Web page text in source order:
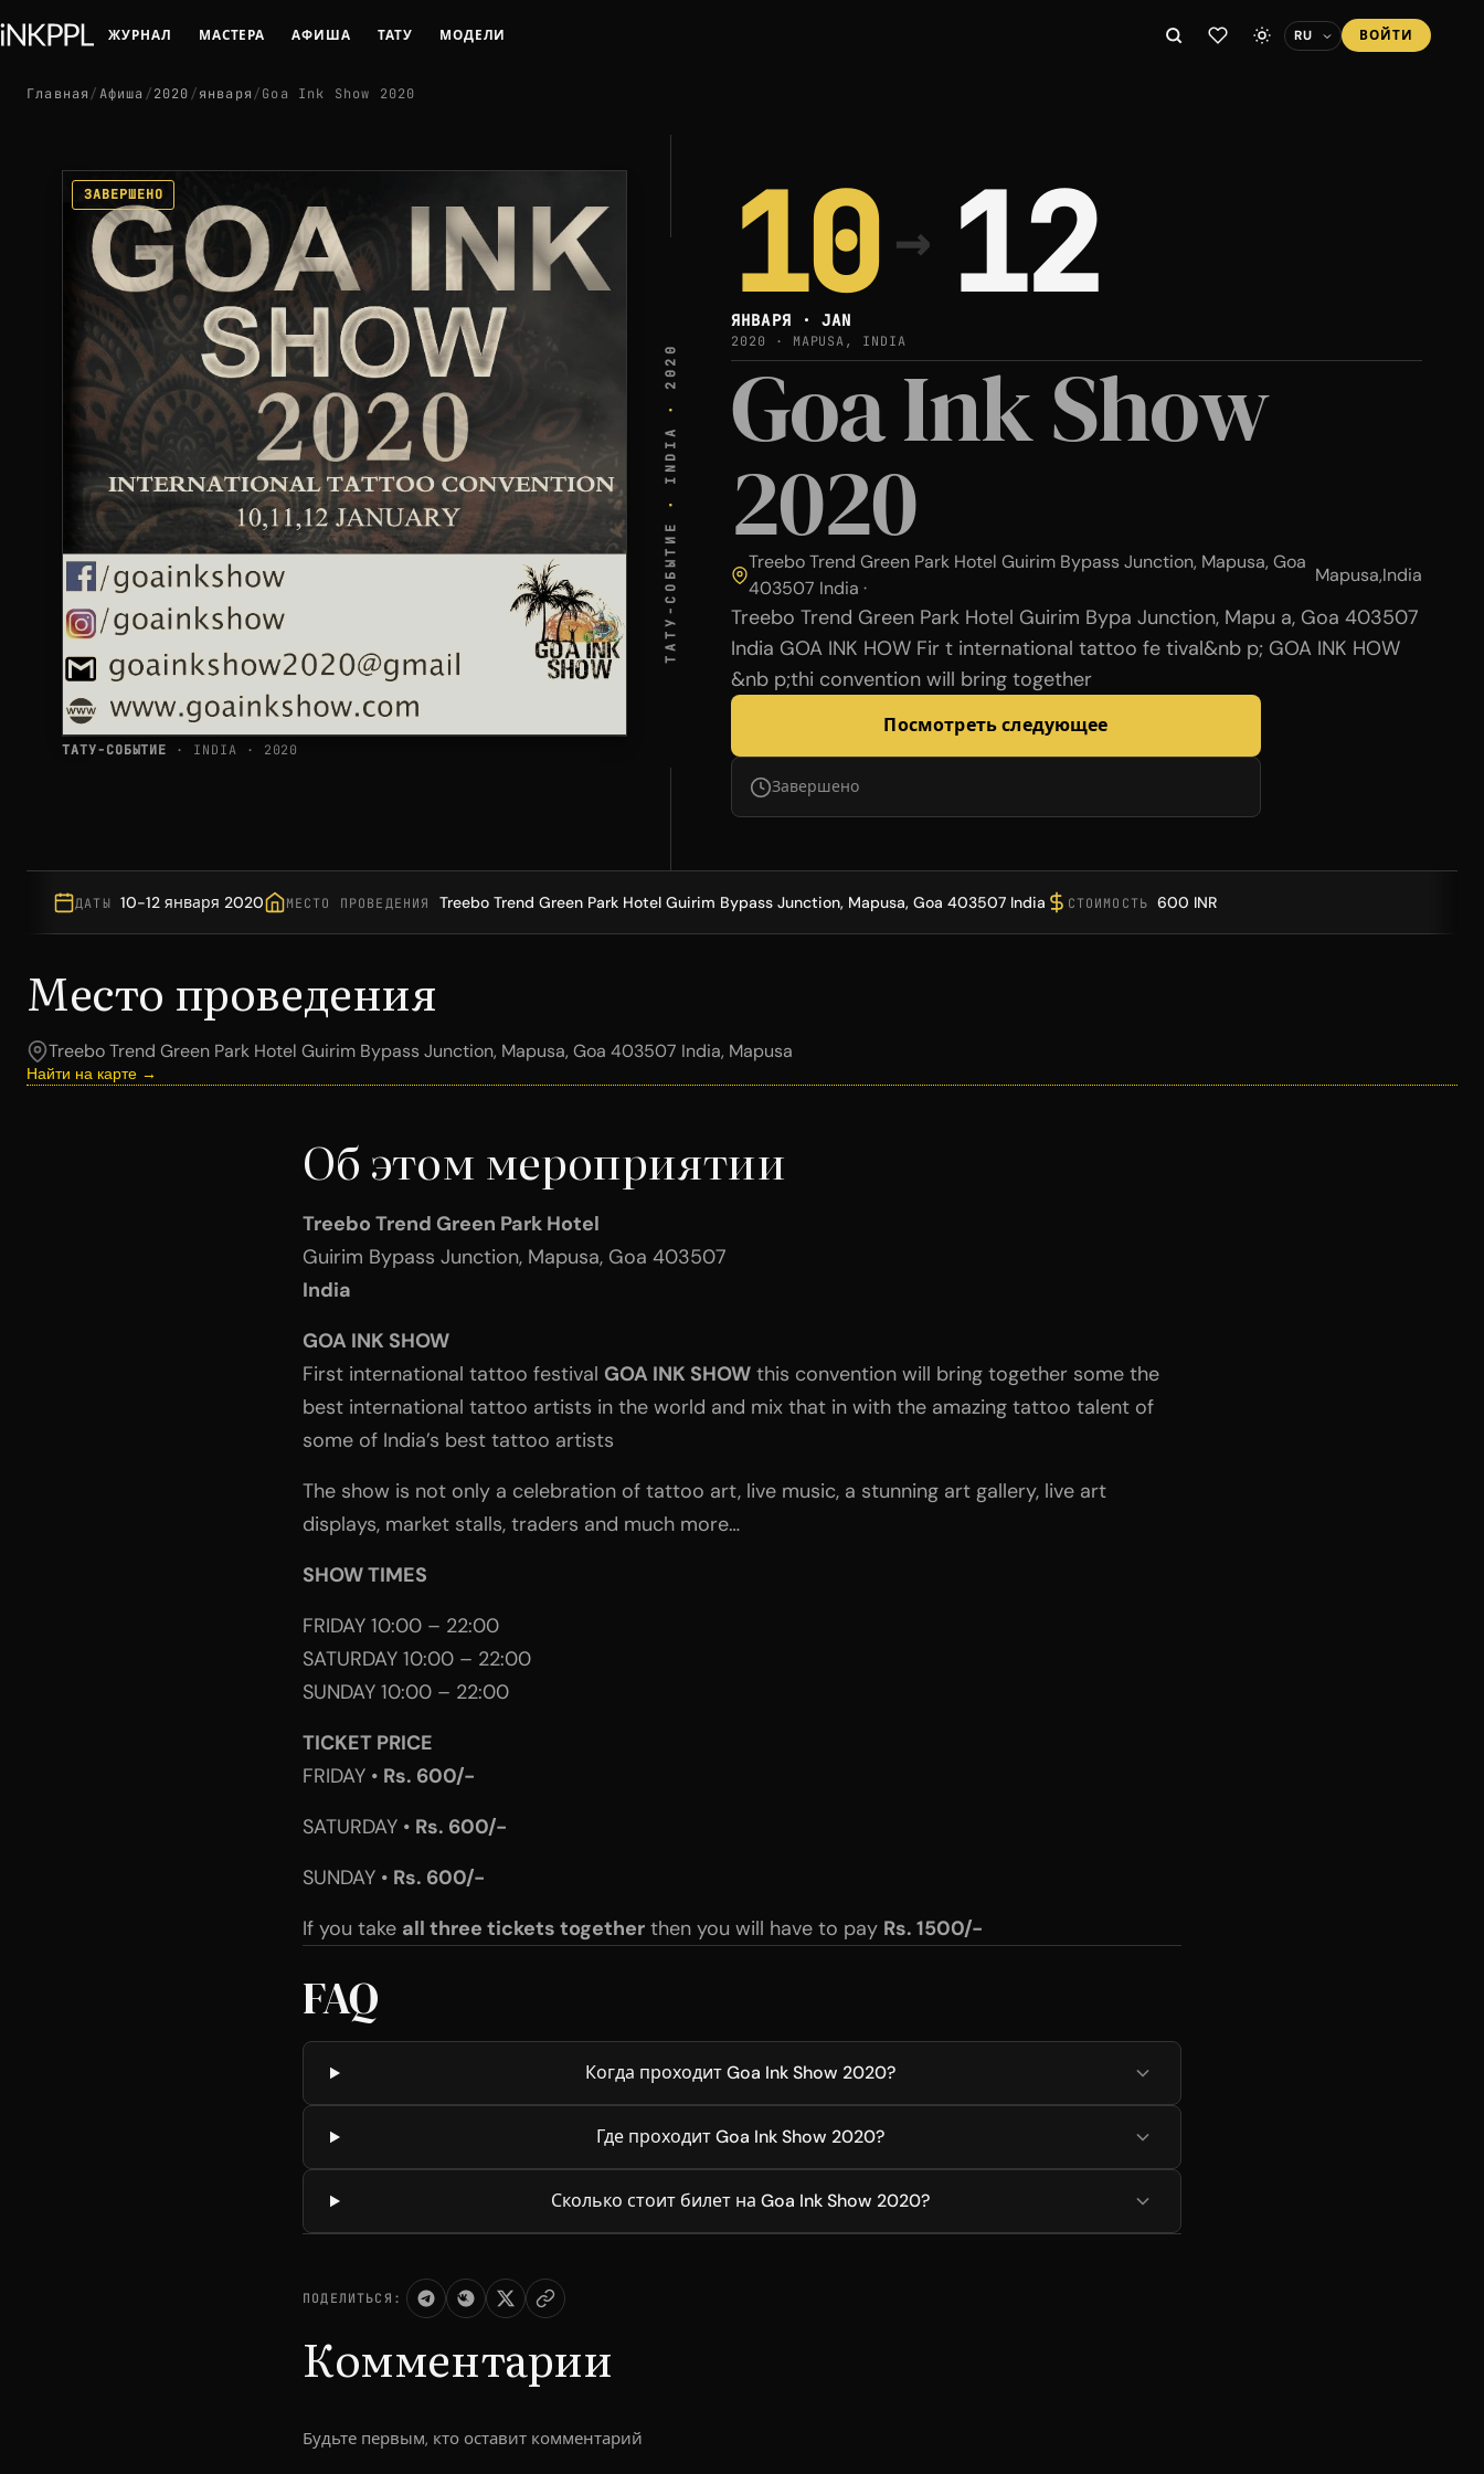
ЖУРНАЛ МАСТЕРА АФИША ТАТУ МОДЕЛИ ВОЙТИ
Главная/Афиша /2020/января/Goa Ink Show 2020
ЗАВЕРШЕНО
ТАТУ-СОБЫТИЕ · INDIA · 2020
ТАТУ-СОБЫТИЕ
·
INDIA
·
2020
10 → 12
ЯНВАРЯ · JAN
2020 · MAPUSA, INDIA
Goa Ink Show
2020
Treebo Trend Green Park Hotel Guirim Bypass Junction, Mapusa, Goa
403507 India ·
Mapusa,India
Treebo Trend Green Park Hotel Guirim Bypa Junction, Mapu a, Goa 403507
India GOA INK HOW Fir t international tattoo fe tival&nb p; GOA INK HOW
&nb p;thi convention will bring together
Посмотреть следующее
Завершено
ДАТЫ 10-12 января 2020 МЕСТО ПРОВЕДЕНИЯ Treebo Trend Green Park Hotel Guirim Bypass Junction, Mapusa, Goa 403507 India СТОИМОСТЬ 600 INR
Место проведения
Treebo Trend Green Park Hotel Guirim Bypass Junction, Mapusa, Goa 403507 India, Mapusa
Найти на карте →
Об этом мероприятии
Treebo Trend Green Park Hotel
Guirim Bypass Junction, Mapusa, Goa 403507
India
GOA INK SHOW
First international tattoo festival GOA INK SHOW this convention will bring together some the
best international tattoo artists in the world and mix that in with the amazing tattoo talent of
some of India’s best tattoo artists
The show is not only a celebration of tattoo art, live music, a stunning art gallery, live art
displays, market stalls, traders and much more…
SHOW TIMES
FRIDAY 10:00 – 22:00
SATURDAY 10:00 – 22:00
SUNDAY 10:00 – 22:00
TICKET PRICE
FRIDAY • Rs. 600/-
SATURDAY • Rs. 600/-
SUNDAY • Rs. 600/-
If you take all three tickets together then you will have to pay Rs. 1500/-
FAQ
Когда проходит Goa Ink Show 2020?
Где проходит Goa Ink Show 2020?
Сколько стоит билет на Goa Ink Show 2020?
ПОДЕЛИТЬСЯ:
Комментарии
Будьте первым, кто оставит комментарий